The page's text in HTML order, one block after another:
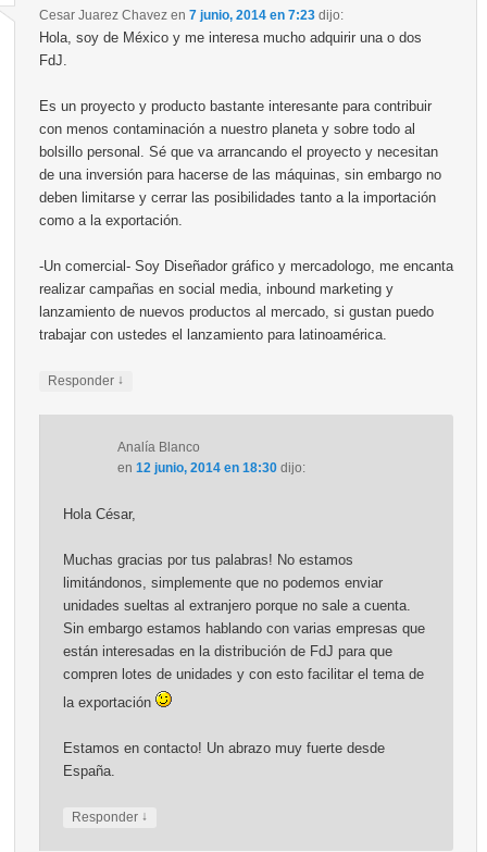
Cesar Juarez Chavezen 7 junio, 2014 en 7:23 dijo:
Hola, soy de México y me interesa mucho adquirir una o dos
FdJ.
Es un proyecto y producto bastante interesante para contribuir
con menos contaminación a nuestro planeta y sobre todo al
bolsillo personal. Sé que va arrancando el proyecto y necesitan
de una inversión para hacerse de las máquinas, sin embargo no
deben limitarse y cerrar las posibilidades tanto a la importación
como a la exportación.
-Un comercial- Soy Diseñador gráfico y mercadologo, me encanta
realizar campañas en social media, inbound marketing y
lanzamiento de nuevos productos al mercado, si gustan puedo
trabajar con ustedes el lanzamiento para latinoamérica.
Responder ↓
Analía Blanco
en 12 junio, 2014 en 18:30 dijo:
Hola César,
Muchas gracias por tus palabras! No estamos
limitándonos, simplemente que no podemos enviar
unidades sueltas al extranjero porque no sale a cuenta.
Sin embargo estamos hablando con varias empresas que
están interesadas en la distribución de FdJ para que
compren lotes de unidades y con esto facilitar el tema de
la exportación
Estamos en contacto! Un abrazo muy fuerte desde
España.
Responder ↓